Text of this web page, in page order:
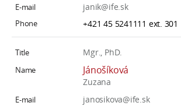
janik@ife.sk
+421 45 5241111 ext. 301
Mgr., PhD.
Jánošíková
Zuzana
janosikova@ife.sk